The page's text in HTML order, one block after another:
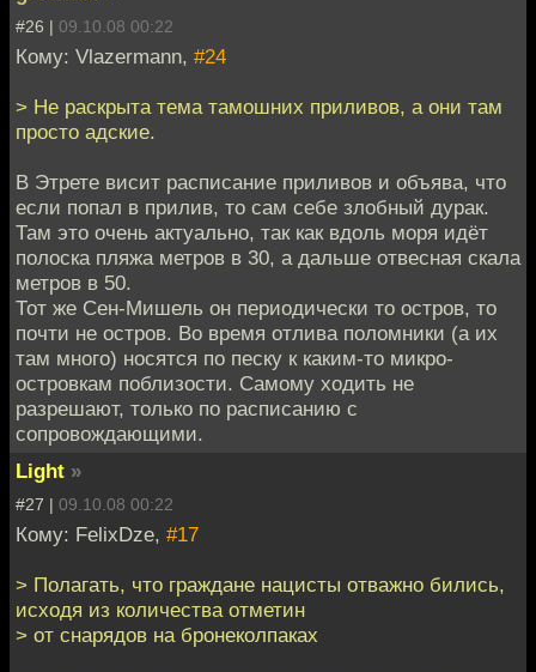
#26 | 09.10.08 00:22
Кому: Vlazermann, #24
> Не раскрыта тема тамошних приливов, а они там
просто адские.
В Этрете висит расписание приливов и объява, что
если попал в прилив, то сам себе злобный дурак.
Там это очень актуально, так как вдоль моря идёт
полоска пляжа метров в 30, а дальше отвесная скала
метров в 50.
Тот же Сен-Мишель он периодически то остров, то
почти не остров. Во время отлива поломники (а их
там много) носятся по песку к каким-то микро-
островкам поблизости. Самому ходить не
разрешают, только по расписанию с
сопровождающими.
Light »
#27 | 09.10.08 00:22
Кому: FelixDze, #17
> Полагать, что граждане нацисты отважно бились,
исходя из количества отметин
> от снарядов на бронеколпаках